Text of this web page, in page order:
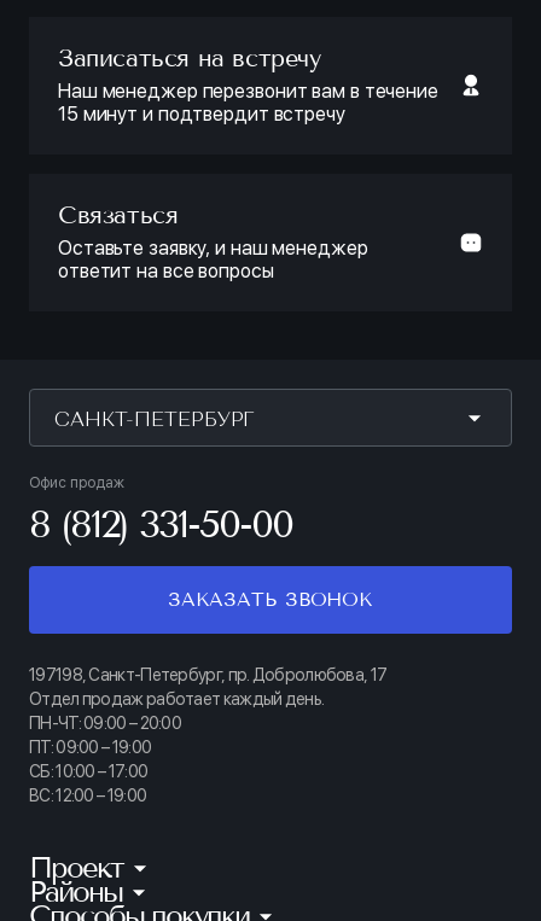
Записаться на встречу
Наш менеджер перезвонит вам в течение
15 минут и подтвердит встречу
Связаться
Оставьте заявку, и наш менеджер
ответит на все вопросы
САНКТ-ПЕТЕРБУРГ
Офис продаж
8 (812) 331-50-00
ЗАКАЗАТЬ ЗВОНОК
197198, Санкт-Петербург, пр. Добролюбова, 17
Отдел продаж работает каждый день.
ПН-ЧТ: 09:00 – 20:00
ПТ: 09:00 – 19:00
СБ: 10:00 – 17:00
ВС: 12:00 – 19:00
Проект
КИНОПАРК
Районы
Калининский